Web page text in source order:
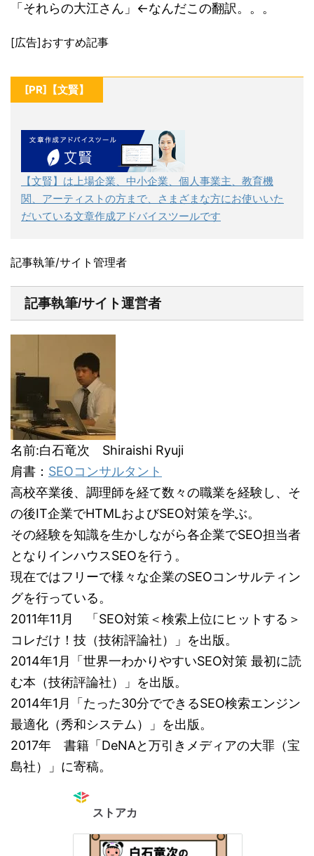
「それらの大江さん」←なんだこの翻訳。。。
[広告]おすすめ記事
[PR]【文賢】
【文賢】は上場企業、中小企業、個人事業主、教育機
関、アーティストの方まで、さまざまな方にお使いいた
だいている文章作成アドバイスツールです
記事執筆/サイト管理者
記事執筆/サイト運営者
名前:白石竜次 Shiraishi Ryuji
肩書： SEOコンサルタント
高校卒業後、調理師を経て数々の職業を経験し、そ
の後IT企業でHTMLおよびSEO対策を学ぶ。
その経験を知識を生かしながら各企業でSEO担当者
となりインハウスSEOを行う。
現在ではフリーで様々な企業のSEOコンサルティン
グを行っている。
2011年11月 「SEO対策＜検索上位にヒットする＞
コレだけ！技（技術評論社）」を出版。
2014年1月「世界一わかりやすいSEO対策 最初に読
む本（技術評論社）」を出版。
2014年1月「たった30分でできるSEO検索エンジン
最適化（秀和システム）」を出版。
2017年 書籍「DeNAと万引きメディアの大罪（宝
島社）」に寄稿。
ストアカ